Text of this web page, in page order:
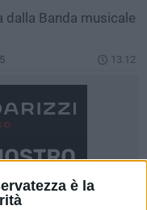
è la
dalla Banda musicale
13.12